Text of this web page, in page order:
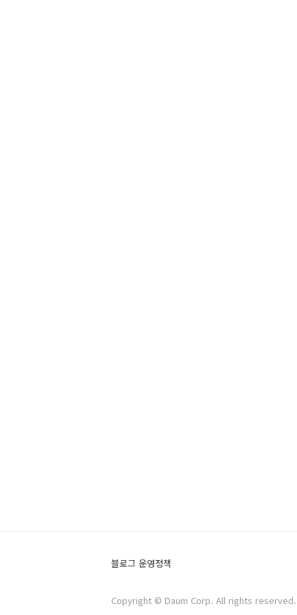
블로그 운영정책
Copyright © Daum Corp. All rights reserved.